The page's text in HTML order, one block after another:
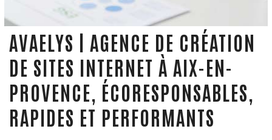
AVAELYS | AGENCE DE CRÉATION
DE SITES INTERNET À AIX-EN-
PROVENCE, ÉCORESPONSABLES,
RAPIDES ET PERFORMANTS